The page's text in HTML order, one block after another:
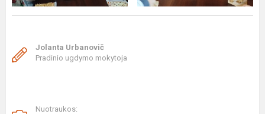
Jolanta Urbanovič
Pradinio ugdymo mokytoja
Nuotraukos: